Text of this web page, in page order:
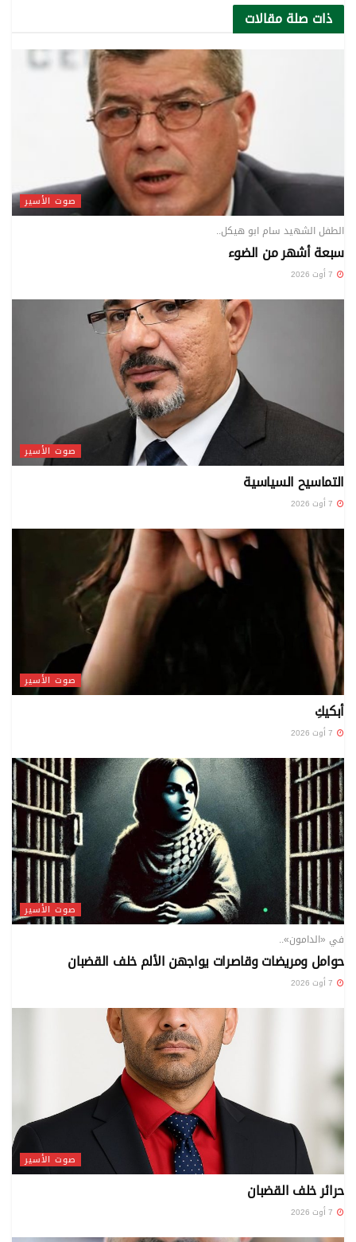
ذات صلةمقالات
صوت الأسير
الطفل الشهيد سام ابو هيكل..
سبعة أشهر من الضوء
صوت الأسير
التماسيح السياسية
صوت الأسير
أبكيكِ
صوت الأسير
في «الدامون»..
حوامل ومريضات وقاصرات يواجهن الألم خلف القضبان
صوت الأسير
حرائر خلف القضبان